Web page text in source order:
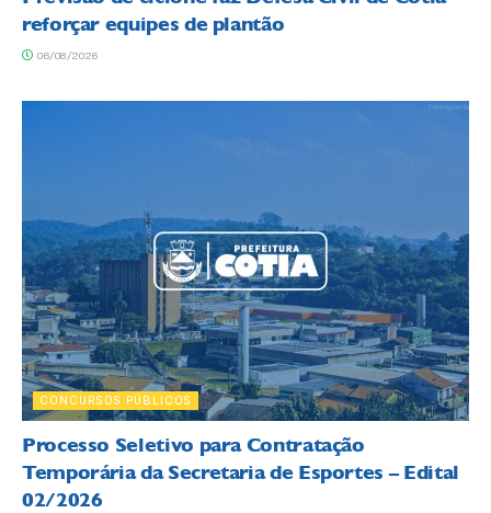
reforçar equipes de plantão
06/08/2026
CONCURSOS PÚBLICOS
Processo Seletivo para Contratação
Temporária da Secretaria de Esportes – Edital
02/2026